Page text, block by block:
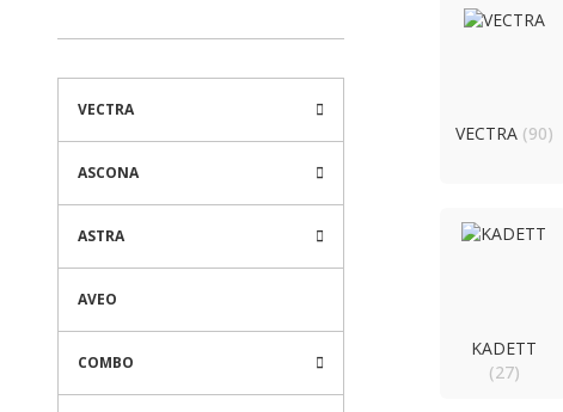
VECTRA
ASCONA
ASTRA
AVEO
COMBO
VECTRA (90)
KADETT
(27)